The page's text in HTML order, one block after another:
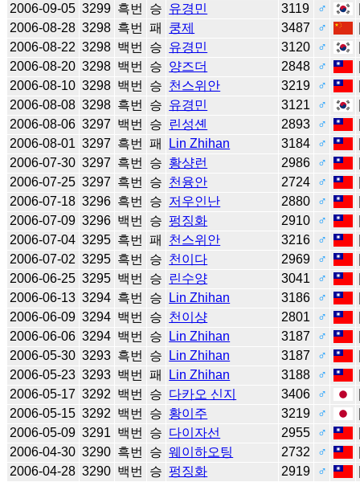
2006-09-05 3299 흑번 승 유경민 3119 ♂
2006-08-28 3298 흑번 패 쿵제 3487 ♂
2006-08-22 3298 백번 승 유경민 3120 ♂
2006-08-20 3298 백번 승 양즈더 2848 ♂
2006-08-10 3298 백번 승 천스위안 3219 ♂
2006-08-08 3298 흑번 승 유경민 3121 ♂
2006-08-06 3297 백번 승 린성셴 2893 ♂
2006-08-01 3297 흑번 패 Lin Zhihan 3184 ♂
2006-07-30 3297 흑번 승 황샹런 2986 ♂
2006-07-25 3297 흑번 승 천융안 2724 ♂
2006-07-18 3296 흑번 승 저우인난 2880 ♂
2006-07-09 3296 백번 승 펑징화 2910 ♂
2006-07-04 3295 흑번 패 천스위안 3216 ♂
2006-07-02 3295 흑번 승 천이다 2969 ♂
2006-06-25 3295 백번 승 린수양 3041 ♂
2006-06-13 3294 흑번 승 Lin Zhihan 3186 ♂
2006-06-09 3294 백번 승 천이샹 2801 ♂
2006-06-06 3294 백번 승 Lin Zhihan 3187 ♂
2006-05-30 3293 흑번 승 Lin Zhihan 3187 ♂
2006-05-23 3293 백번 패 Lin Zhihan 3188 ♂
2006-05-17 3292 백번 승 다카오 신지 3406 ♂
2006-05-15 3292 백번 승 황이주 3219 ♂
2006-05-09 3291 백번 승 다이자선 2955 ♂
2006-04-30 3290 흑번 승 웨이하오팅 2732 ♂
2006-04-28 3290 백번 승 펑징화 2919 ♂